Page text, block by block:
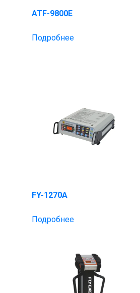
ATF-9800E
Подробнее
FY-1270A
Подробнее